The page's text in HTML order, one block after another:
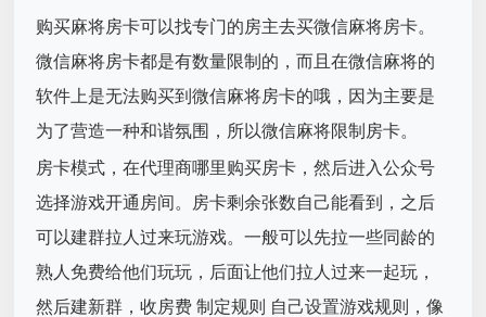
购买麻将房卡可以找专门的房主去买微信麻将房卡。
微信麻将房卡都是有数量限制的，而且在微信麻将的
软件上是无法购买到微信麻将房卡的哦，因为主要是
为了营造一种和谐氛围，所以微信麻将限制房卡。
房卡模式，在代理商哪里购买房卡，然后进入公众号
选择游戏开通房间。房卡剩余张数自己能看到，之后
可以建群拉人过来玩游戏。一般可以先拉一些同龄的
熟人免费给他们玩玩，后面让他们拉人过来一起玩，
然后建新群，收房费 制定规则 自己设置游戏规则，像